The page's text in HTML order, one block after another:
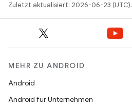
Zuletzt aktualisiert: 2026-06-23 (UTC).
MEHR ZU ANDROID
Android
Android für Unternehmen